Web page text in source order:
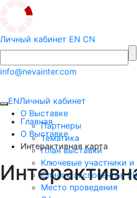
Личный кабинет EN CN
info@nevainter.com
ENЛичный кабинет
О Выставке
Партнеры
Тематика
План выставки
Ключевые участники и
Список экспонентов
Место проведения
Главная
О Выставке
Интерактивная карта